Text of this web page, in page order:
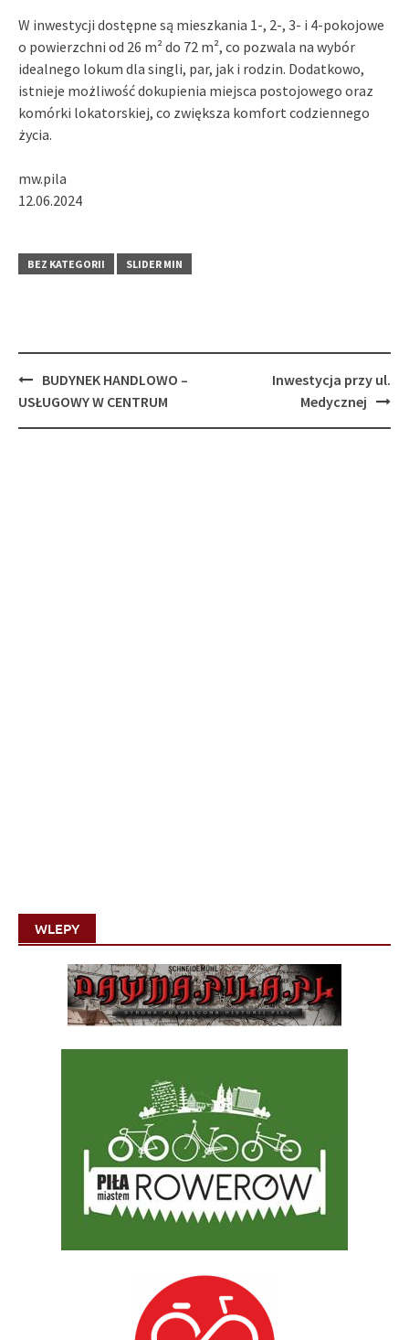
W inwestycji dostępne są mieszkania 1-, 2-, 3- i 4-pokojowe
o powierzchni od 26 m² do 72 m², co pozwala na wybór
idealnego lokum dla singli, par, jak i rodzin. Dodatkowo,
istnieje możliwość dokupienia miejsca postojowego oraz
komórki lokatorskiej, co zwiększa komfort codziennego
życia.
mw.pila
12.06.2024
BEZ KATEGORII SLIDER MIN
Post
navigation
BUDYNEK HANDLOWO –
USŁUGOWY W CENTRUM
Inwestycja przy ul.
Medycznej
WLEPY